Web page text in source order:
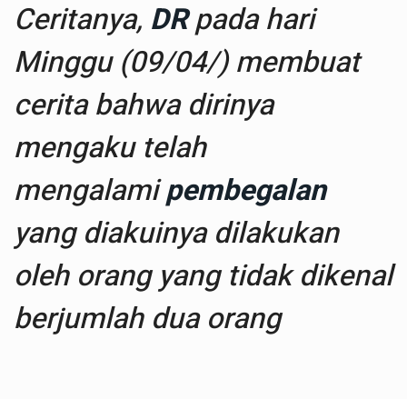
Ceritanya, DRpada hari
Minggu (09/04/) membuat
cerita bahwa dirinya
mengaku telah
mengalamipembegalan
yang diakuinya dilakukan
oleh orang yang tidak dikenal
berjumlah dua orang